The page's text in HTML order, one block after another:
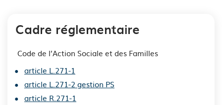
Cadre réglementaire
Code de l’Action Sociale et des Familles
article L.271-1
article L.271-2 gestion PS
article R.271-1